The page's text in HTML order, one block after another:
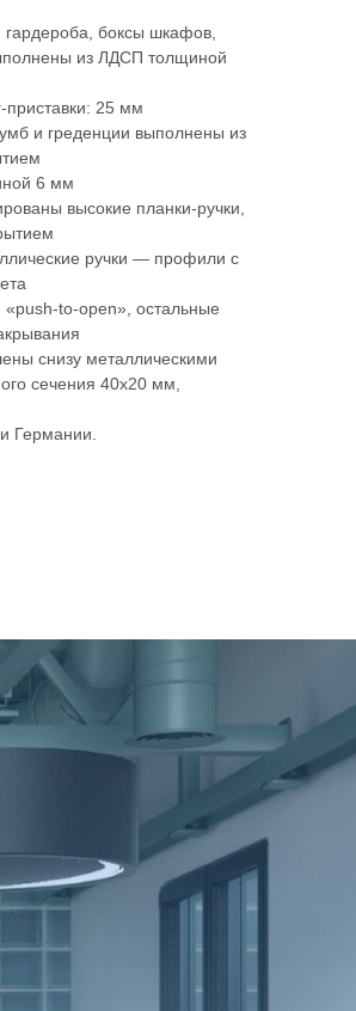
гардероба, боксы шкафов,
из ЛДСП толщиной
25 мм
и греденции выполнены из
6 мм
высокие планки-ручки,
ручки — профили с
to-open», остальные
снизу металлическими
сечения 40х20 мм,
Германии.